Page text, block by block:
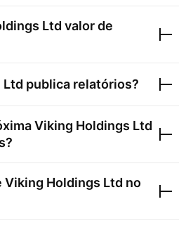
Ltd valor de
Ltd publica relatórios?
Viking Holdings Ltd
Viking Holdings Ltd no